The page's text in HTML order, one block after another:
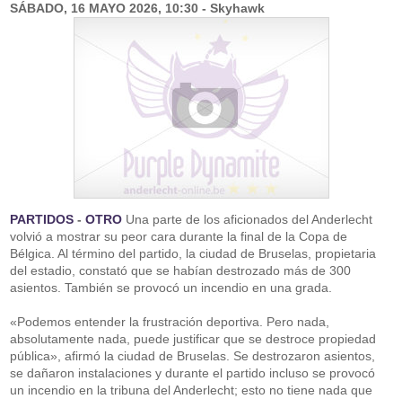
SÁBADO, 16 MAYO 2026, 10:30 - Skyhawk
PARTIDOS -OTRO Una parte de los aficionados del Anderlecht
volvió a mostrar su peor cara durante la final de la Copa de
Bélgica. Al término del partido, la ciudad de Bruselas, propietaria
del estadio, constató que se habían destrozado más de 300
asientos. También se provocó un incendio en una grada.
«Podemos entender la frustración deportiva. Pero nada,
absolutamente nada, puede justificar que se destroce propiedad
pública», afirmó la ciudad de Bruselas. Se destrozaron asientos,
se dañaron instalaciones y durante el partido incluso se provocó
un incendio en la tribuna del Anderlecht; esto no tiene nada que